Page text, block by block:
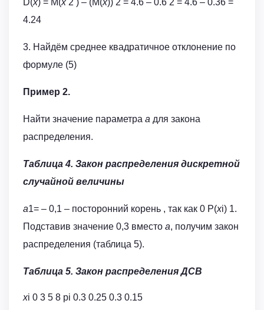
4.24
3. Найдём среднее квадратичное отклонение по
формуле (5)
Пример 2.
Найти значение параметра а для закона
распределения.
Таблица 4. Закон распределения дискретной
случайной величины
а1= – 0,1 – посторонний корень , так как 0 Р(xi) 1.
Подставив значение 0,3 вместо а, получим закон
распределения (таблица 5).
Таблица 5. Закон распределения ДСВ
xi 0 3 5 8 pi 0.3 0.25 0.3 0.15